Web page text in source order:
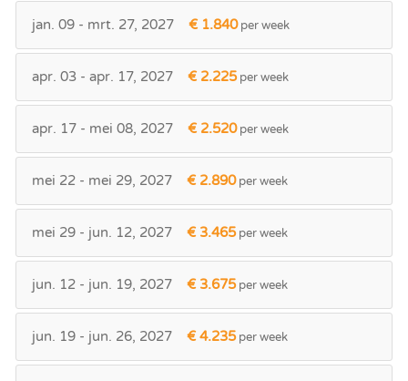
jan. 09 - mrt. 27, 2027 € 1.840per week
apr. 03 - apr. 17, 2027 € 2.225per week
apr. 17 - mei 08, 2027 € 2.520per week
mei 22 - mei 29, 2027 € 2.890per week
mei 29 - jun. 12, 2027 € 3.465per week
jun. 12 - jun. 19, 2027 € 3.675per week
jun. 19 - jun. 26, 2027 € 4.235per week